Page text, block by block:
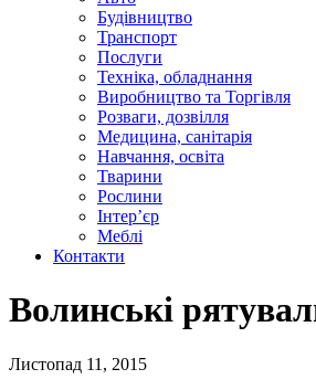
Будівництво
Транспорт
Послуги
Техніка, обладнання
Виробництво та Торгівля
Розваги, дозвілля
Медицина, санітарія
Навчання, освіта
Тварини
Рослини
Інтер’єр
Меблі
Контакти
Волинські
Листопад 11, 2015